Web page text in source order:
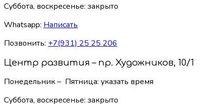
Суббота, воскресенье: закрыто
Whatsapp: Написать
Позвонить: +7(931) 25 25 206
Центр развития – пр. Художников, 10/1
Понедельник – Пятница: указать время
Суббота, воскресенье: закрыто